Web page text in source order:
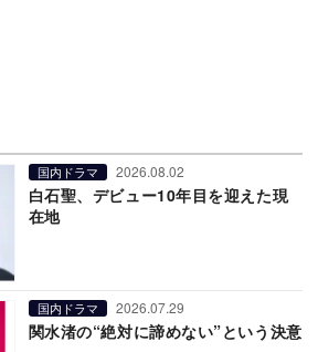
国内ドラマ 2026.08.02
白石聖、デビュー10年目を迎えた現
在地
国内ドラマ 2026.07.29
関水渚の“絶対に諦めない”という決意